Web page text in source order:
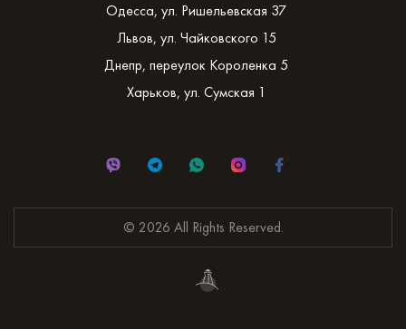
Одесса, ул. Ришельевская 37
Львов, ул. Чайковского 15
Днепр, переулок Короленка 5
Харьков, ул. Сумская 1
© 2026 All Rights Reserved.